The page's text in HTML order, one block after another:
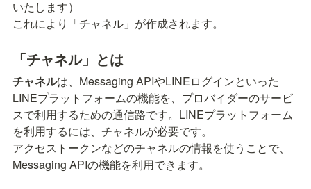
いたします）
これにより「チャネル」が作成されます。
「チャネル」とは
チャネルは、Messaging APIやLINEログインといった
LINEプラットフォームの機能を、プロバイダーのサービ
スで利用するための通信路です。LINEプラットフォーム
を利用するには、チャネルが必要です。
アクセストークンなどのチャネルの情報を使うことで、
Messaging APIの機能を利用できます。